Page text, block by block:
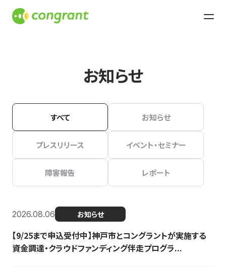
お知らせ
すべて お知らせ
プレスリリース イベント・セミナー
障害報告 レポート
2026.08.06 お知らせ
【9/25まで申込受付中】神戸市とコングラントが実施する
資金調達・クラウドファンディング伴走プログラ...